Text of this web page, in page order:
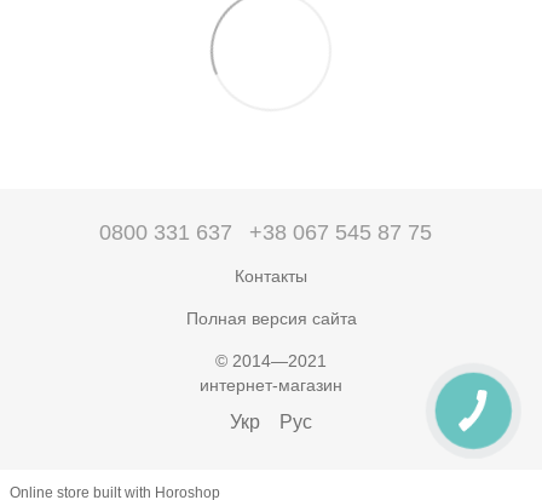
0800 331 637 +38 067 545 87 75
Контакты
Полная версия сайта
© 2014—2021
интернет-магазин
Укр Рус
Online store built with Horoshop